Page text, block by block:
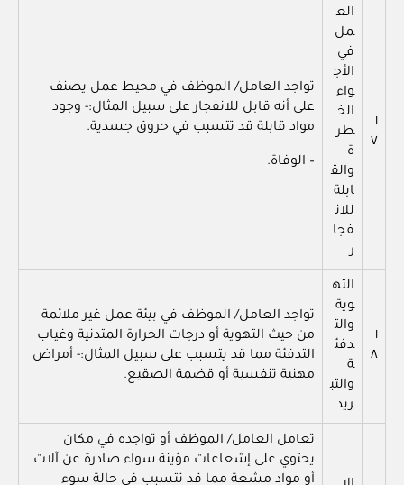
١
٧
الع
مل
في
الأج
واء
الخ
طر
ة
والق
ابلة
للان
فجا
ر
تواجد العامل/ الموظف في محيط عمل يصنف
على أنه قابل للانفجار على سبيل المثال:- وجود
مواد قابلة قد تتسبب في حروق جسدية.
– الوفاة.
١
٨
الته
وية
والت
دفئ
ة
والتب
ريد
تواجد العامل/ الموظف في بيئة عمل غير ملائمة
من حيث التهوية أو درجات الحرارة المتدنية وغياب
التدفئة مما قد يتسبب على سبيل المثال:- أمراض
مهنية تنفسية أو قضمة الصقيع.
تعامل العامل/ الموظف أو تواجده في مكان
يحتوي على إشعاعات مؤينة سواء صادرة عن آلات
أو مواد مشعة مما قد تتسبب في حالة سوء